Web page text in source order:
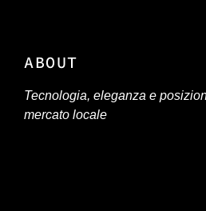
ABOUT
Tecnologia, eleganza e
mercato locale